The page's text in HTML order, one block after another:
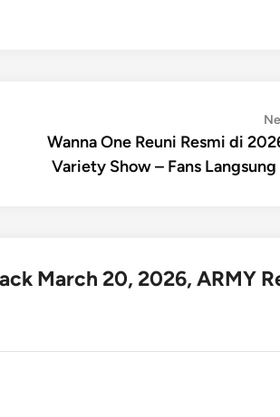
Wanna One Reuni Resmi di
Variety Show – Fans
March 20, 2026, ARMY